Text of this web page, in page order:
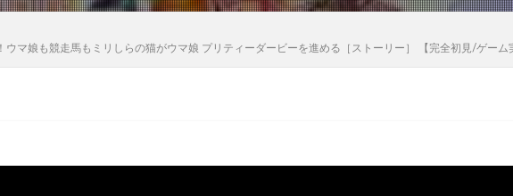
ウマ娘も競走馬もミリしらの猫がウマ娘 プリティーダービーを進める［ストーリー］ 【完全初見/ゲー